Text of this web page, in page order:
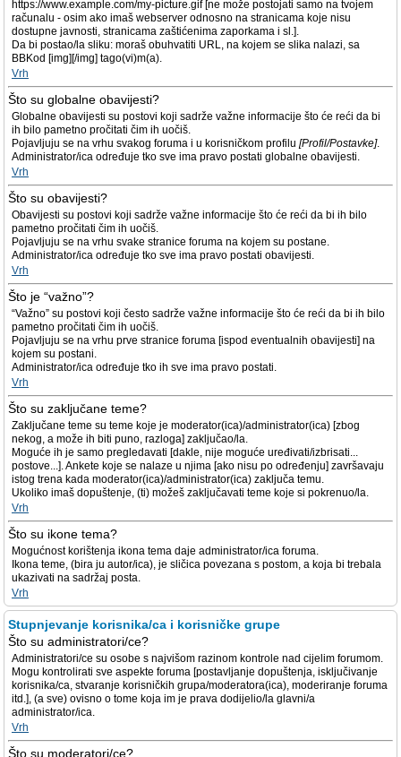
https://www.example.com/my-picture.gif [ne može postojati samo na tvojem
računalu - osim ako imaš webserver odnosno na stranicama koje nisu
dostupne javnosti, stranicama zaštićenima zaporkama i sl.].
Da bi postao/la sliku: moraš obuhvatiti URL, na kojem se slika nalazi, sa
BBKod [img][/img] tago(vi)m(a).
Vrh
Što su globalne obavijesti?
Globalne obavijesti su postovi koji sadrže važne informacije što će reći da bi
ih bilo pametno pročitati čim ih uočiš.
Pojavljuju se na vrhu svakog foruma i u korisničkom profilu [Profil/Postavke].
Administrator/ica određuje tko sve ima pravo postati globalne obavijesti.
Vrh
Što su obavijesti?
Obavijesti su postovi koji sadrže važne informacije što će reći da bi ih bilo
pametno pročitati čim ih uočiš.
Pojavljuju se na vrhu svake stranice foruma na kojem su postane.
Administrator/ica određuje tko sve ima pravo postati obavijesti.
Vrh
Što je “važno”?
“Važno” su postovi koji često sadrže važne informacije što će reći da bi ih bilo
pametno pročitati čim ih uočiš.
Pojavljuju se na vrhu prve stranice foruma [ispod eventualnih obavijesti] na
kojem su postani.
Administrator/ica određuje tko ih sve ima pravo postati.
Vrh
Što su zaključane teme?
Zaključane teme su teme koje je moderator(ica)/administrator(ica) [zbog
nekog, a može ih biti puno, razloga] zaključao/la.
Moguće ih je samo pregledavati [dakle, nije moguće uređivati/izbrisati...
postove...]. Ankete koje se nalaze u njima [ako nisu po određenju] završavaju
istog trena kada moderator(ica)/administrator(ica) zaključa temu.
Ukoliko imaš dopuštenje, (ti) možeš zaključavati teme koje si pokrenuo/la.
Vrh
Što su ikone tema?
Mogućnost korištenja ikona tema daje administrator/ica foruma.
Ikona teme, (bira ju autor/ica), je sličica povezana s postom, a koja bi trebala
ukazivati na sadržaj posta.
Vrh
Stupnjevanje korisnika/ca i korisničke grupe
Što su administratori/ce?
Administratori/ce su osobe s najvišom razinom kontrole nad cijelim forumom.
Mogu kontrolirati sve aspekte foruma [postavljanje dopuštenja, isključivanje
korisnika/ca, stvaranje korisničkih grupa/moderatora(ica), moderiranje foruma
itd.], (a sve) ovisno o tome koja im je prava dodijelio/la glavni/a
administrator/ica.
Vrh
Što su moderatori/ce?